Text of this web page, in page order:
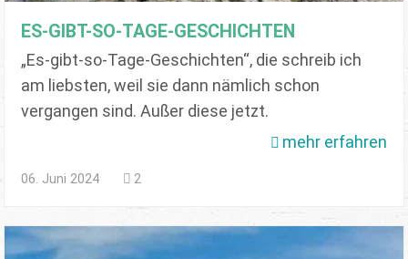
ES-GIBT-SO-TAGE-GESCHICHTEN
„Es-gibt-so-Tage-Geschichten“, die schreib ich
am liebsten, weil sie dann nämlich schon
vergangen sind. Außer diese jetzt.
mehr erfahren
06. Juni 2024 2